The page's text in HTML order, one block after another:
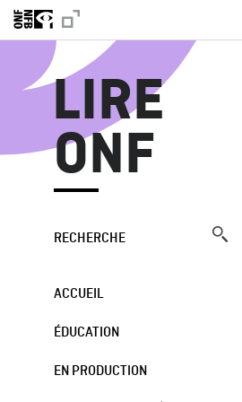
LIRE
ONF
RECHERCHE
ACCUEIL
ÉDUCATION
EN PRODUCTION